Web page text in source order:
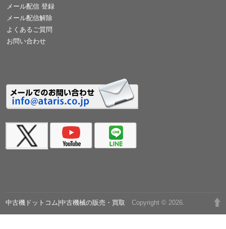
メール配信 登録
メール配信解除
よくあるご質問
お問い合わせ
中古機ドットコム|中古機械の販売・買取 Copyright © 2026.